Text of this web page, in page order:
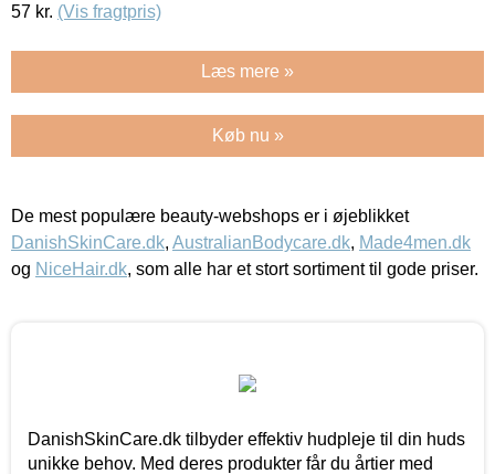
57 kr. (Vis fragtpris)
Læs mere »
Køb nu »
De mest populære beauty-webshops er i øjeblikket
DanishSkinCare.dk, AustralianBodycare.dk, Made4men.dk
og NiceHair.dk, som alle har et stort sortiment til gode priser.
DanishSkinCare.dk tilbyder effektiv hudpleje til din huds
unikke behov. Med deres produkter får du årtier med